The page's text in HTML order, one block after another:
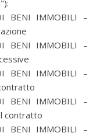
BENI IMMOBILI –
BENI IMMOBILI –
BENI IMMOBILI –
BENI IMMOBILI –
contratto
BENI IMMOBILI –